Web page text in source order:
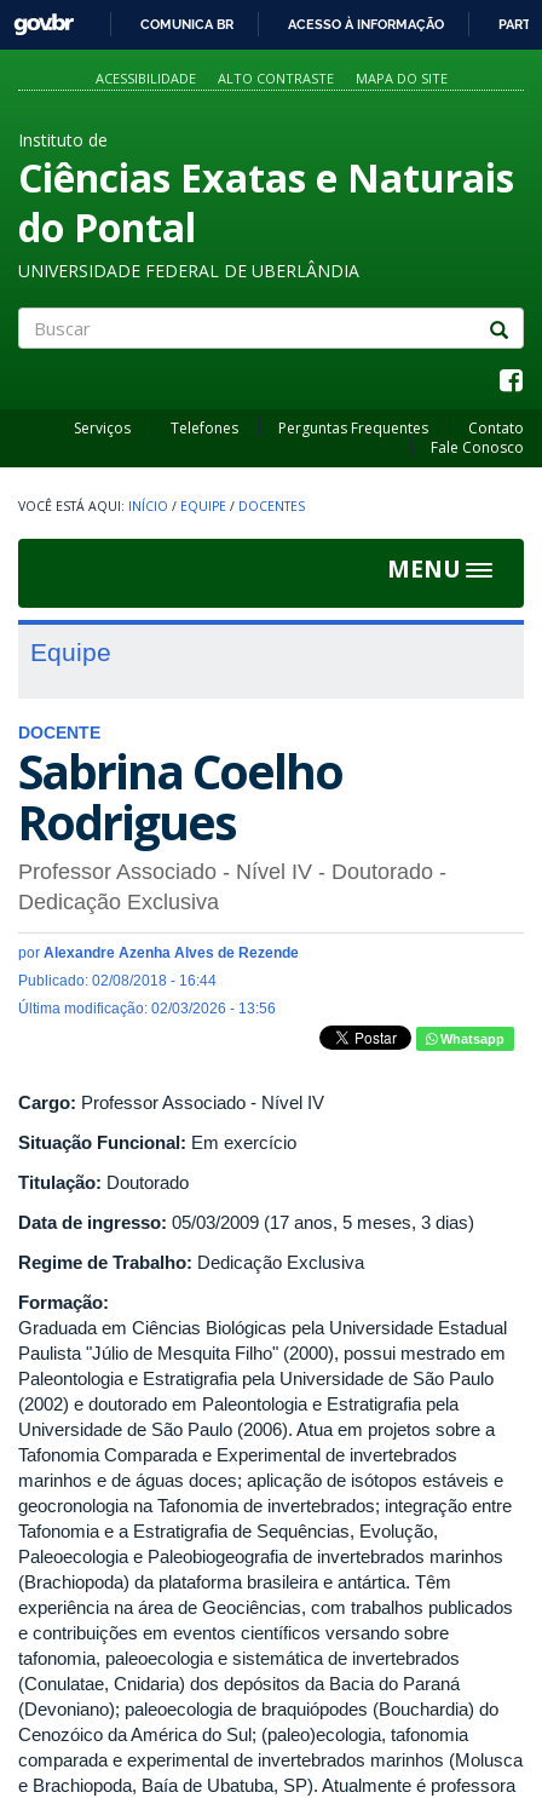
PARA
O
GOVBR
COMUNICA BR ACESSO À INFORMAÇÃO
ACESSIBILIDADE ALTO CONTRASTE MAPA DO SITE
Instituto de
Ciências Exatas e Naturais
do Pontal
UNIVERSIDADE FEDERAL DE UBERLÂNDIA
Serviços Telefones Perguntas Frequentes
Contato
Fale Conosco
INÍCIO / EQUIPE / DOCENTES
MENU
Toggle
Equipe
DOCENTE
Sabrina Coelho
Rodrigues
Professor Associado - Nível IV - Doutorado -
Dedicação Exclusiva
por Alexandre Azenha Alves de Rezende
Publicado: 02/08/2018 - 16:44
Última modificação: 02/03/2026 - 13:56
Whatsapp
Cargo: Professor Associado - Nível IV
Situação Funcional: Em exercício
Titulação: Doutorado
Data de ingresso: 05/03/2009 (17 anos, 5 meses, 3 dias)
Regime de Trabalho: Dedicação Exclusiva
Formação:
Graduada em Ciências Biológicas pela Universidade Estadual
Paulista "Júlio de Mesquita Filho" (2000), possui mestrado em
Paleontologia e Estratigrafia pela Universidade de São Paulo
(2002) e doutorado em Paleontologia e Estratigrafia pela
Universidade de São Paulo (2006). Atua em projetos sobre a
Tafonomia Comparada e Experimental de invertebrados
marinhos e de águas doces; aplicação de isótopos estáveis e
geocronologia na Tafonomia de invertebrados; integração entre
Tafonomia e a Estratigrafia de Sequências, Evolução,
Paleoecologia e Paleobiogeografia de invertebrados marinhos
(Brachiopoda) da plataforma brasileira e antártica. Têm
experiência na área de Geociências, com trabalhos publicados
e contribuições em eventos científicos versando sobre
tafonomia, paleoecologia e sistemática de invertebrados
(Conulatae, Cnidaria) dos depósitos da Bacia do Paraná
(Devoniano); paleoecologia de braquiópodes (Bouchardia) do
Cenozóico da América do Sul; (paleo)ecologia, tafonomia
comparada e experimental de invertebrados marinhos (Molusca
e Brachiopoda, Baía de Ubatuba, SP). Atualmente é professora